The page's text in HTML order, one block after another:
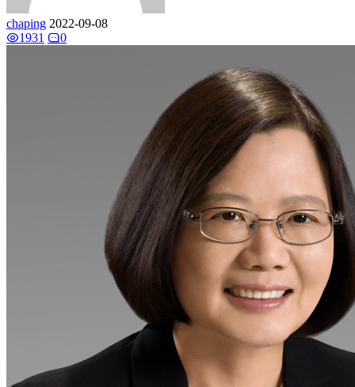
chaping 2022-09-08
1931
0